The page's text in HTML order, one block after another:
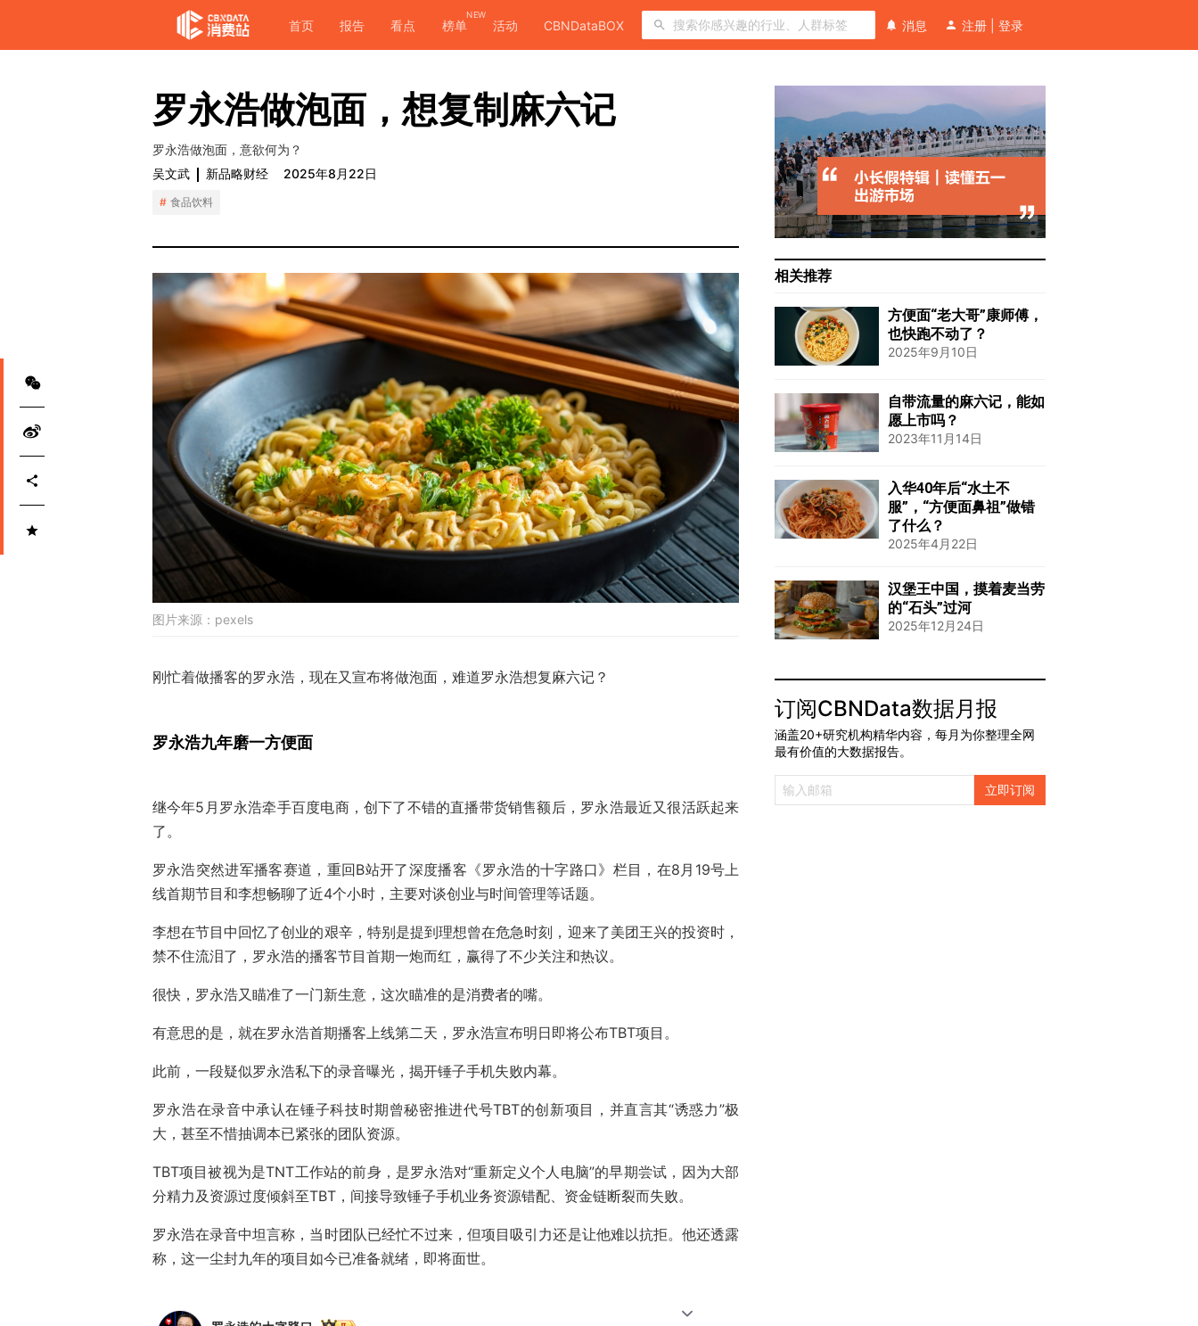
首页 报告 看点 榜单
NEW
活动 CBNDataBOX 消息 注册 登录
罗永浩做泡面，想复制麻六记
罗永浩做泡面，意欲何为？
吴文武
新品略财经 2025年8月22日
食品饮料
图片来源： pexels
刚忙着做播客的罗永浩，现在又宣布将做泡面，难道罗永浩想复麻六记？
罗永浩九年磨一方便面
继今年5月罗永浩牵手百度电商，创下了不错的直播带货销售额后，罗永浩最近又很活跃起来
了。
罗永浩突然进军播客赛道，重回B站开了深度播客《罗永浩的十字路口》栏目，在8月19号上
线首期节目和李想畅聊了近4个小时，主要对谈创业与时间管理等话题。
李想在节目中回忆了创业的艰辛，特别是提到理想曾在危急时刻，迎来了美团王兴的投资时，
禁不住流泪了，罗永浩的播客节目首期一炮而红，赢得了不少关注和热议。
很快，罗永浩又瞄准了一门新生意，这次瞄准的是消费者的嘴。
有意思的是，就在罗永浩首期播客上线第二天，罗永浩宣布明日即将公布TBT项目。
此前，一段疑似罗永浩私下的录音曝光，揭开锤子手机失败内幕。
罗永浩在录音中承认在锤子科技时期曾秘密推进代号TBT的创新项目，并直言其“诱惑力”极
大，甚至不惜抽调本已紧张的团队资源。
TBT项目被视为是TNT工作站的前身，是罗永浩对“重新定义个人电脑”的早期尝试，因为大部
分精力及资源过度倾斜至TBT，间接导致锤子手机业务资源错配、资金链断裂而失败。
罗永浩在录音中坦言称，当时团队已经忙不过来，但项目吸引力还是让他难以抗拒。他还透露
称，这一尘封九年的项目如今已准备就绪，即将面世。
相关推荐
方便面“老大哥”康师傅，
也快跑不动了？
2025年9月10日
自带流量的麻六记，能如
愿上市吗？
2023年11月14日
入华40年后“水土不
服”，“方便面鼻祖”做错
了什么？
2025年4月22日
汉堡王中国，摸着麦当劳
的“石头”过河
2025年12月24日
订阅CBNData数据月报
涵盖20+研究机构精华内容，每月为你整理全网
最有价值的大数据报告。
立即订阅